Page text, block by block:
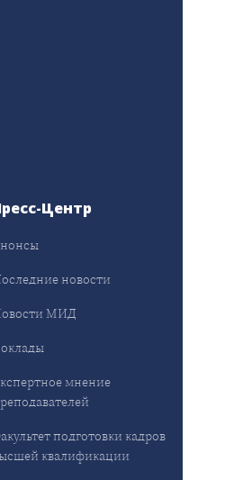
Центр
новости
МИД
мнение
подготовки кадров
квалификации